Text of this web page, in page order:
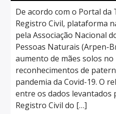
De acordo com o Portal da
Registro Civil, plataforma
pela Associação Nacional
Pessoas Naturais (Arpen-
aumento de mães solos
reconhecimentos de
pandemia da Covid-19. O
entre os dados levantados
Registro Civil do […]